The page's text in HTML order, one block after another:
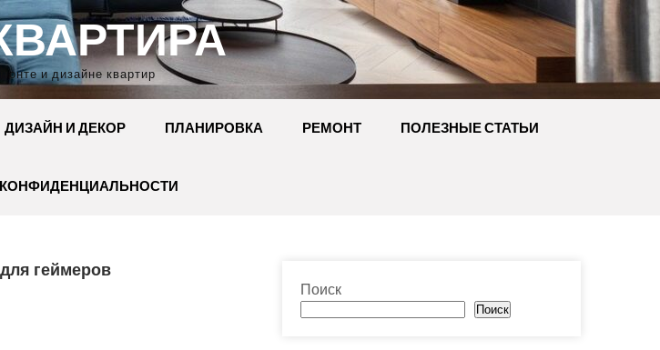
и дизайне квартир
ДИЗАЙН И ДЕКОР ПЛАНИРОВКА РЕМОНТ ПОЛЕЗНЫЕ СТАТЬИ
геймеров
Поиск
Поиск